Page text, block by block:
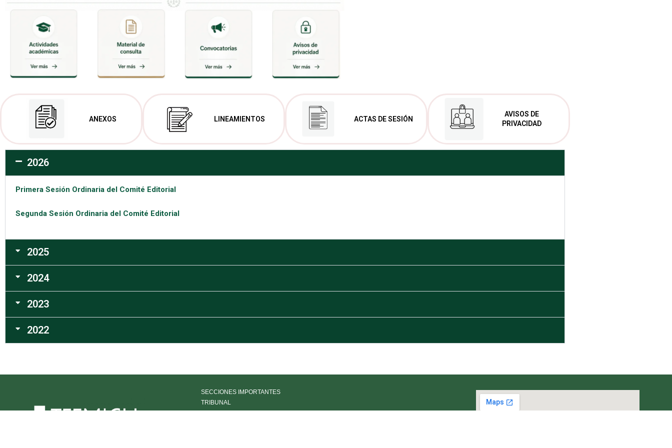
ANEXOS LINEAMIENTOS ACTAS DE SESIÓN
AVISOS DE
PRIVACIDAD
2026
Primera Sesión Ordinaria del Comité Editorial
Segunda Sesión Ordinaria del Comité Editorial
2025
2024
2023
2022
SECCIONES IMPORTANTES
TRIBUNAL